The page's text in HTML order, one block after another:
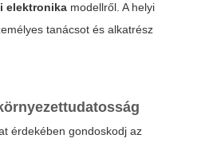
elektronika modellről. A helyi
tanácsot és alkatrész
érdekében gondoskodj az